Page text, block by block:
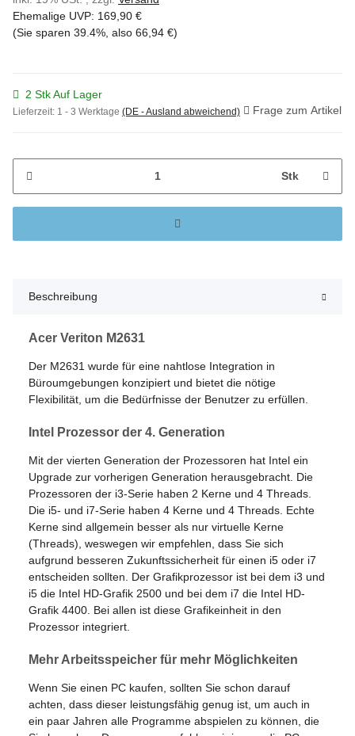
Ehemalige UVP: 169,90 €
(Sie sparen 39.4% , also 66,94 €)
2 Stk Auf Lager
Lieferzeit: 1 - 3 Werktage (DE - Ausland abweichend) Frage zum Artikel
Stk
Beschreibung
Acer Veriton M2631
Der M2631 wurde für eine nahtlose Integration in
Büroumgebungen konzipiert und bietet die nötige
Flexibilität, um die Bedürfnisse der Benutzer zu erfüllen.
Intel Prozessor der 4. Generation
Mit der vierten Generation der Prozessoren hat Intel ein
Upgrade zur vorherigen Generation herausgebracht. Die
Prozessoren der i3-Serie haben 2 Kerne und 4 Threads.
Die i5- und i7-Serie haben 4 Kerne und 4 Threads. Echte
Kerne sind allgemein besser als nur virtuelle Kerne
(Threads), weswegen wir empfehlen, dass Sie sich
aufgrund besseren Zukunftssicherheit für einen i5 oder i7
entscheiden sollten. Der Grafikprozessor ist bei dem i3 und
i5 die Intel HD-Grafik 2500 und bei dem i7 die Intel HD-
Grafik 4400. Bei allen ist diese Grafikeinheit in den
Prozessor integriert.
Mehr Arbeitsspeicher für mehr Möglichkeiten
Wenn Sie einen PC kaufen, sollten Sie schon darauf
achten, dass dieser leistungsfähig genug ist, um auch in
ein paar Jahren alle Programme abspielen zu können, die